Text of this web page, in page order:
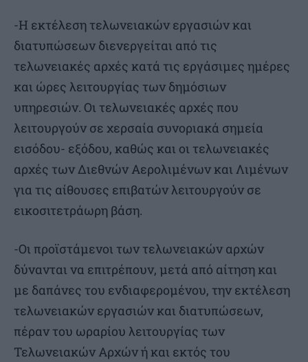
-Η εκτέλεση τελωνειακών εργασιών και
διατυπώσεων διενεργείται από τις
τελωνειακές αρχές κατά τις εργάσιμες ημέρες
και ώρες λειτουργίας των δημόσιων
υπηρεσιών. Οι τελωνειακές αρχές που
λειτουργούν σε χερσαία συνοριακά σημεία
εισόδου- εξόδου, καθώς και οι τελωνειακές
αρχές των Διεθνών Αερολιμένων και Λιμένων
για τις αίθουσες επιβατών λειτουργούν σε
εικοσιτετράωρη βάση.
-Οι προϊστάμενοι των τελωνειακών αρχών
δύνανται να επιτρέπουν, μετά από αίτηση και
με δαπάνες του ενδιαφερομένου, την εκτέλεση
τελωνειακών εργασιών και διατυπώσεων,
πέραν του ωραρίου λειτουργίας των
Τελωνειακών Αρχών ή και εκτός του